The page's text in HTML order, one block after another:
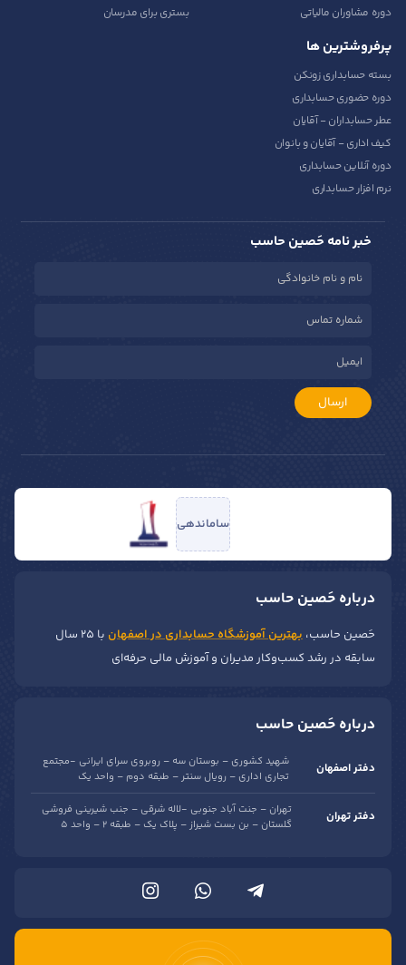
دوره مشاوران مالیاتی
بستری برای مدرسان
پرفروشترین ها
بسته حسابداری زونکن
دوره حضوری حسابداری
عطر حسابداران - آقایان
کیف اداری - آقایان و بانوان
دوره آنلاین حسابداری
نرم افزار حسابداری
خبر نامه حَصین حاسب
ارسال
ساماندهی
درباره حَصین حاسب
حَصین حاسب، بهترین آموزشگاه حسابداری در اصفهان
با ۲۵ سال
سابقه در رشد کسب‌وکار مدیران و آموزش مالی حرفه‌ای
درباره حَصین حاسب
دفتر اصفهان
شهید کشوری – بوستان سه – روبروی سرای ایرانی -مجتمع
تجاری اداری – رویال سنتر – طبقه دوم – واحد یک
دفتر تهران
تهران – جنت آباد جنوبی -لاله شرقی – جنب شیرینی فروشی
گلستان – بن بست شیراز – پلاک یک – طبقه 2 – واحد 5